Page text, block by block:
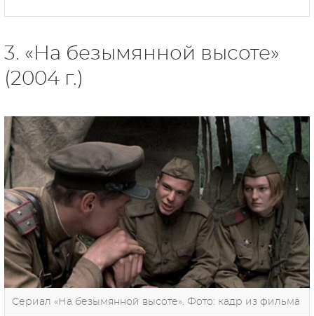
3. «На безымянной высоте»
(2004 г.)
Сериал «На безымянной высоте». Фото: кадр из фильма